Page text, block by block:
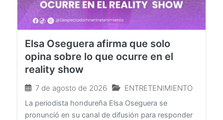
Elsa Oseguera afirma que solo
opina sobre lo que ocurre en el
7 de agosto de 2026 ENTRETENIMIENTO
La periodista hondureña Elsa Oseguera se